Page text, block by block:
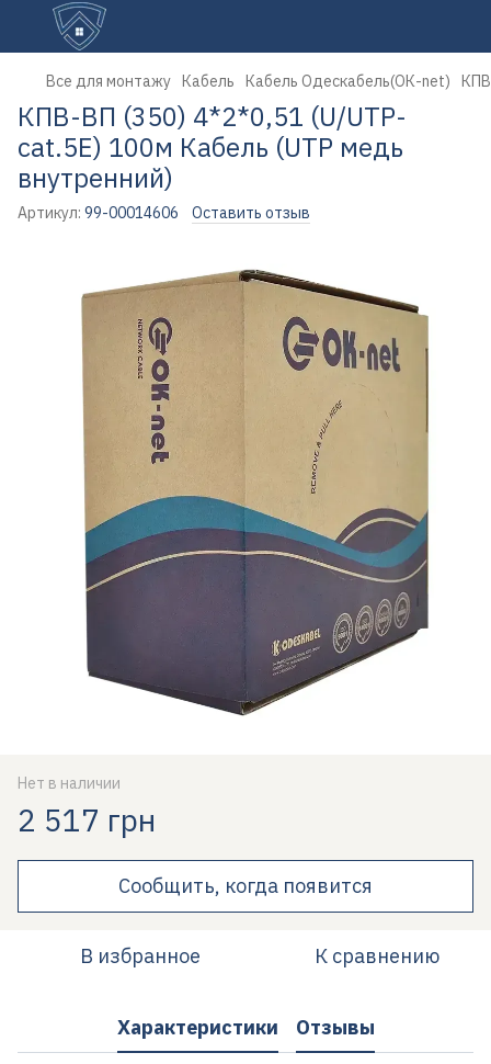
Все для монтажу Кабель Кабель Одескабель(ОК-net)
КПВ-ВП (350) 4*2*0,51 (U/UTP-
cat.5Е) 100м Кабель (UTP медь
внутренний)
Артикул: 99-00014606 Оставить отзыв
Нет в наличии
2 517 грн
Сообщить, когда появится
В избранное К сравнению
Характеристики Отзывы